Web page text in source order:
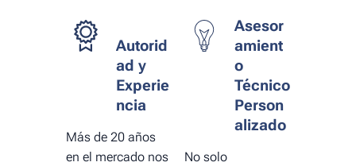
Autorid
ad y
Experie
ncia
Más de 20 años
en el mercado nos
Asesor
amient
o
Técnico
Person
alizado
No solo